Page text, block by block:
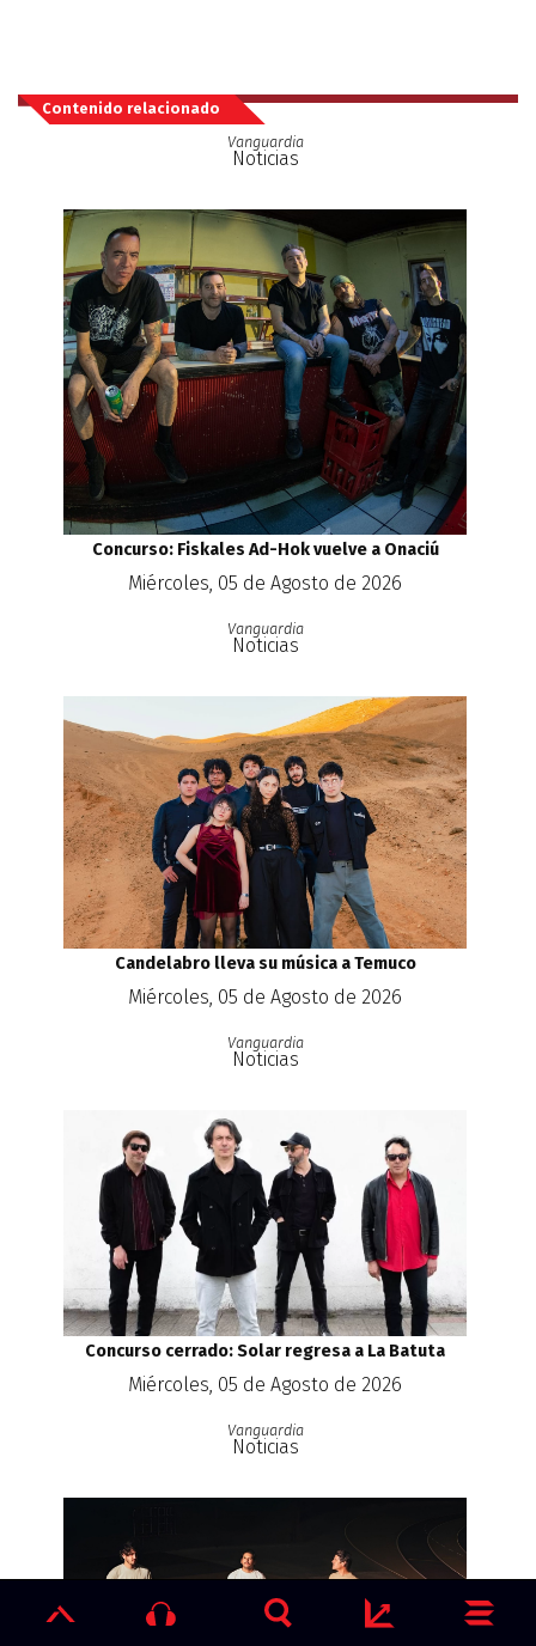
Contenido relacionado
Vanguardia
Noticias
Concurso: Fiskales Ad-Hok vuelve a Onaciú
Miércoles, 05 de Agosto de 2026
Vanguardia
Noticias
Candelabro lleva su música a Temuco
Miércoles, 05 de Agosto de 2026
Vanguardia
Noticias
Concurso cerrado: Solar regresa a La Batuta
Miércoles, 05 de Agosto de 2026
Vanguardia
Noticias